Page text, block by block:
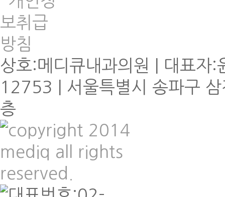
상호:메디큐내과의원 | 대표
12753 | 서울특별시 송파구
층